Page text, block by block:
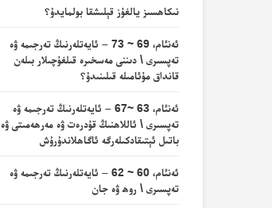
نىكاھسىز يالغۇز قېلىشقا بولمايدۇ؟
ئەنئام، 69 ~ 73 – ئايەتلەرنىڭ تەرجىمە ۋە
تەپسىرى \ دىننى مەسخىرە قىلغۇچىلار بىلەن
قانداق مۇئامىلە قىلىنىدۇ؟
ئەنئام، 63 ~67 – ئايەتلەرنىڭ تەرجىمە ۋە
تەپسىرى \ ئاللاھنىڭ قۇدرەت ۋە مەرھەمىتى ۋە
باتىل ئېتىقادكىلەرگە ئاگاھلاندۇرۇش
ئەنئام، 60 ~ 62 – ئايەتلەرنىڭ تەرجىمە ۋە
تەپسىرى \ روھ ۋە جان